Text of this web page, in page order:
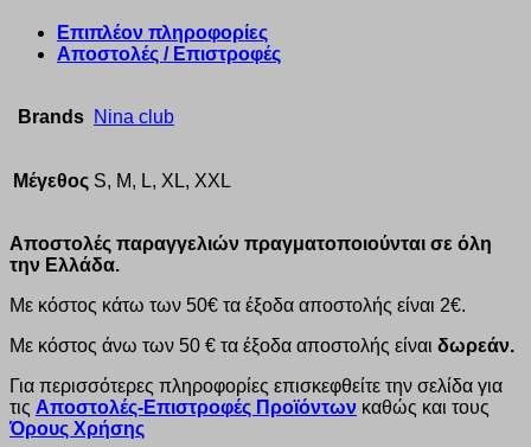
Επιπλέον πληροφορίες
Αποστολές / Επιστροφές
Brands Nina club
Μέγεθος S, M, L, XL, XXL
Αποστολές παραγγελιών πραγματοποιούνται σε όλη
την Ελλάδα.
Με κόστος κάτω των 50€ τα έξοδα αποστολής είναι 2€.
Με κόστος άνω των 50 € τα έξοδα αποστολής είναι δωρεάν.
Για περισσότερες πληροφορίες επισκεφθείτε την σελίδα για
τις Αποστολές-Επιστροφές Προϊόντων καθώς και τους
Όρους Χρήσης